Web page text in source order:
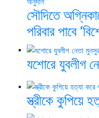
সৌদিতে
পরিবার পাবে
যশোরে যুবলীগ
স্ত্রীকে কুপিয়ে